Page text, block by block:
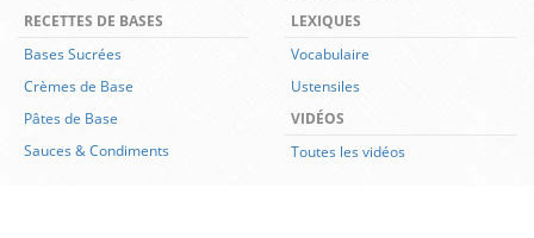
RECETTES DE BASES
Bases Sucrées
Crèmes de Base
Pâtes de Base
Sauces & Condiments
LEXIQUES
Vocabulaire
Ustensiles
VIDÉOS
Toutes les vidéos